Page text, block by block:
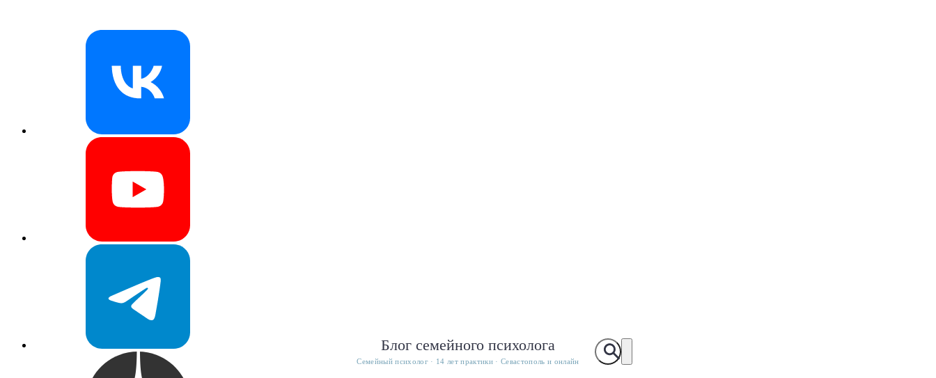
Блог семейного психолога
Семейный психолог · 14 лет практики · Севастополь и онлайн